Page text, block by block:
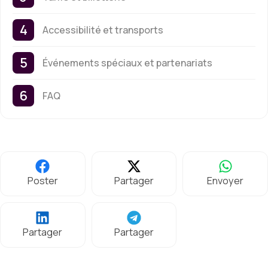
Accessibilité et transports
Événements spéciaux et partenariats
FAQ
Poster Partager Envoyer
Partager Partager